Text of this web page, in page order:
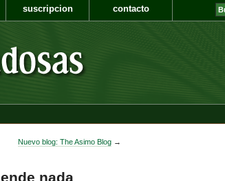
suscripcion contacto
Nuevo blog: The Asimo Blog →
nada